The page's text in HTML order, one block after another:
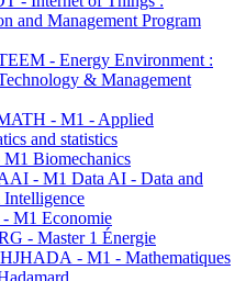
and Management Program
- Energy Environment :
& Management
- M1 - Applied
and statistics
Biomechanics
- M1 Data AI - Data and
M1 Economie
- Master 1 Énergie
- M1 - Mathematiques